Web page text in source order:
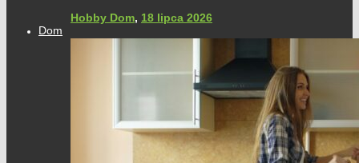
Hobby Dom, 18 lipca 2026
Dom